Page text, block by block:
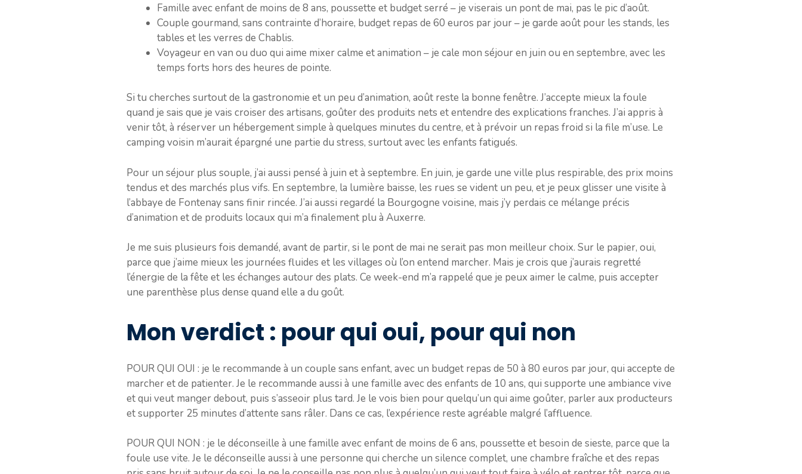
Famille avec enfant de moins de 8 ans, poussette et budget serré – je viserais un pont de mai, pas le pic d’août.
Couple gourmand, sans contrainte d’horaire, budget repas de 60 euros par jour – je garde août pour les stands, les
tables et les verres de Chablis.
Voyageur en van ou duo qui aime mixer calme et animation – je cale mon séjour en juin ou en septembre, avec les
temps forts hors des heures de pointe.
Si tu cherches surtout de la gastronomie et un peu d’animation, août reste la bonne fenêtre. J’accepte mieux la foule
quand je sais que je vais croiser des artisans, goûter des produits nets et entendre des explications franches. J’ai appris à
venir tôt, à réserver un hébergement simple à quelques minutes du centre, et à prévoir un repas froid si la file m’use. Le
camping voisin m’aurait épargné une partie du stress, surtout avec les enfants fatigués.
Pour un séjour plus souple, j’ai aussi pensé à juin et à septembre. En juin, je garde une ville plus respirable, des prix moins
tendus et des marchés plus vifs. En septembre, la lumière baisse, les rues se vident un peu, et je peux glisser une visite à
l’abbaye de Fontenay sans finir rincée. J’ai aussi regardé la Bourgogne voisine, mais j’y perdais ce mélange précis
d’animation et de produits locaux qui m’a finalement plu à Auxerre.
Je me suis plusieurs fois demandé, avant de partir, si le pont de mai ne serait pas mon meilleur choix. Sur le papier, oui,
parce que j’aime mieux les journées fluides et les villages où l’on entend marcher. Mais je crois que j’aurais regretté
l’énergie de la fête et les échanges autour des plats. Ce week-end m’a rappelé que je peux aimer le calme, puis accepter
une parenthèse plus dense quand elle a du goût.
Mon verdict : pour qui oui, pour qui non
POUR QUI OUI : je le recommande à un couple sans enfant, avec un budget repas de 50 à 80 euros par jour, qui accepte de
marcher et de patienter. Je le recommande aussi à une famille avec des enfants de 10 ans, qui supporte une ambiance vive
et qui veut manger debout, puis s’asseoir plus tard. Je le vois bien pour quelqu’un qui aime goûter, parler aux producteurs
et supporter 25 minutes d’attente sans râler. Dans ce cas, l’expérience reste agréable malgré l’affluence.
POUR QUI NON : je le déconseille à une famille avec enfant de moins de 6 ans, poussette et besoin de sieste, parce que la
foule use vite. Je le déconseille aussi à une personne qui cherche un silence complet, une chambre fraîche et des repas